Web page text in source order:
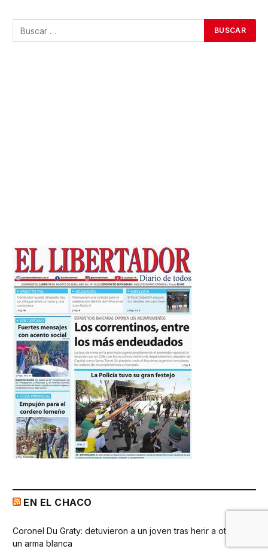
EN EL CHACO
Coronel Du Graty: detuvieron a un joven tras herir a otro con
un arma blanca